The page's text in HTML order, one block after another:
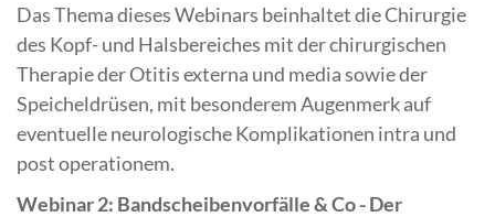
Das Thema dieses Webinars beinhaltet die Chirurgie
des Kopf- und Halsbereiches mit der chirurgischen
Therapie der Otitis externa und media sowie der
Speicheldrüsen, mit besonderem Augenmerk auf
eventuelle neurologische Komplikationen intra und
post operationem.
Webinar 2: Bandscheibenvorfälle & Co - Der